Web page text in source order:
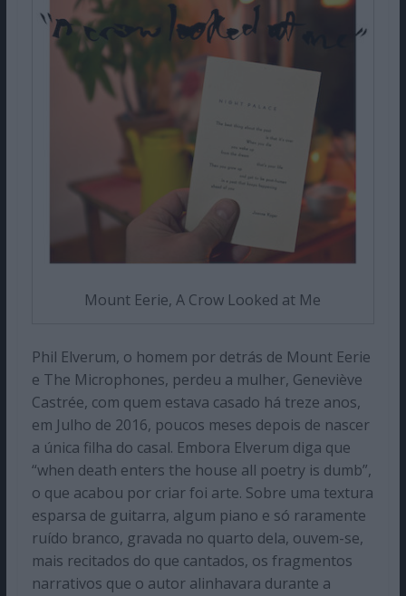
Mount Eerie, A Crow Looked at Me
Phil Elverum, o homem por detrás de Mount Eerie
e The Microphones, perdeu a mulher, Geneviève
Castrée, com quem estava casado há treze anos,
em Julho de 2016, poucos meses depois de nascer
a única filha do casal. Embora Elverum diga que
“when death enters the house all poetry is dumb”,
o que acabou por criar foi arte. Sobre uma textura
esparsa de guitarra, algum piano e só raramente
ruído branco, gravada no quarto dela, ouvem-se,
mais recitados do que cantados, os fragmentos
narrativos que o autor alinhavara durante a